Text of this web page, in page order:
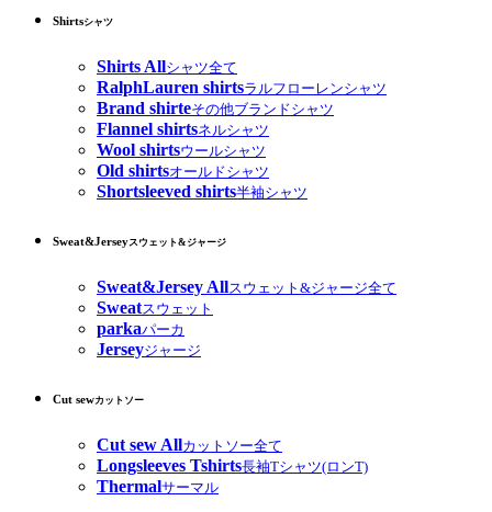
Shirtsシャツ
Shirts Allシャツ全て
RalphLauren shirtsラルフローレンシャツ
Brand shirteその他ブランドシャツ
Flannel shirtsネルシャツ
Wool shirtsウールシャツ
Old shirtsオールドシャツ
Shortsleeved shirts半袖シャツ
Sweat&Jerseyスウェット&ジャージ
Sweat&Jersey Allスウェット&ジャージ全て
Sweatスウェット
parkaパーカ
Jerseyジャージ
Cut sewカットソー
Cut sew Allカットソー全て
Longsleeves Tshirts長袖Tシャツ(ロンT)
Thermalサーマル